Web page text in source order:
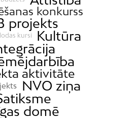
konkurss
projekts
kursi
Kultūra
aktivitāte
NVO ziņa
domē